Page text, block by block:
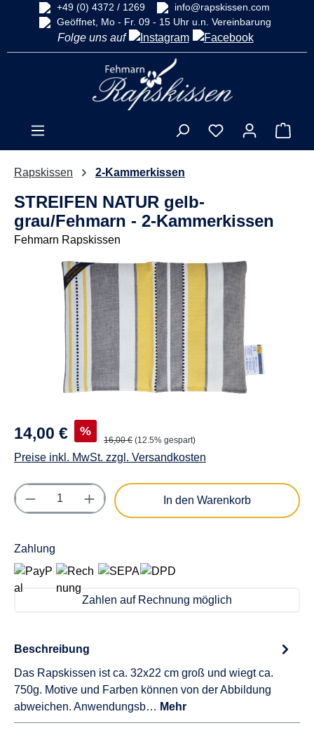
springen
+49 (0) 4372 / 1269
info@rapskissen.com
Geöffnet, Mo - Fr. 09 - 15 Uhr u.n. Vereinbarung
Folge uns auf
Rapskissen 2-Kammerkissen
STREIFEN NATUR gelb-
grau/Fehmarn - 2-Kammerkissen
Fehmarn Rapskissen
14,00 € %
16,00 € (12.5% gespart)
Preise inkl. MwSt. zzgl. Versandkosten
Produkt Anzahl: Gib den gewünschten
In den Warenkorb
Zahlung
Zahlen auf Rechnung möglich
Beschreibung
Das Rapskissen ist ca. 32x22 cm groß und wiegt ca.
750g. Motive und Farben können von der Abbildung
abweichen. Anwendungsb… Mehr